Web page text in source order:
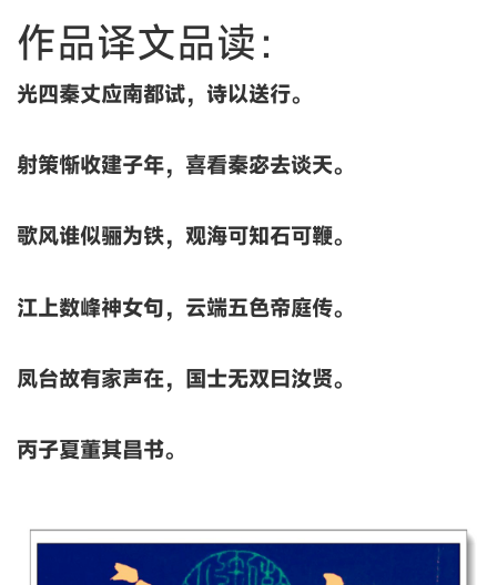
作品译文品读：
光四秦丈应南都试，诗以送行。
射策惭收建子年，喜看秦宓去谈天。
歌风谁似骊为铁，观海可知石可鞭。
江上数峰神女句，云端五色帝庭传。
凤台故有家声在，国士无双曰汝贤。
丙子夏董其昌书。